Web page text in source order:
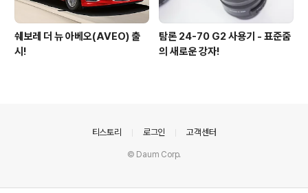
쉐보레 더 뉴 아베오(AVEO) 출
시!
탐론 24-70 G2 사용기 - 표준줌
의 새로운 강자!
티스토리 로그인 고객센터
© Daum Corp.